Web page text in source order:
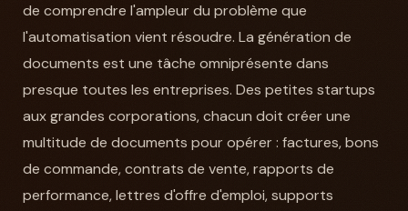
de comprendre l'ampleur du problème que
l'automatisation vient résoudre. La génération de
documents est une tâche omniprésente dans
presque toutes les entreprises. Des petites startups
aux grandes corporations, chacun doit créer une
multitude de documents pour opérer : factures, bons
de commande, contrats de vente, rapports de
performance, lettres d'offre d'emploi, supports